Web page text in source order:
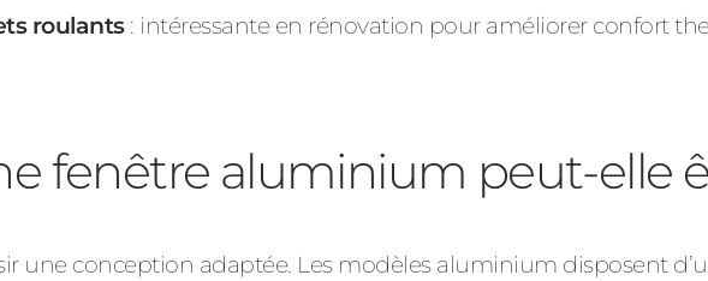
roulants: intéressante en rénovation pour améliorer confort
fenêtre aluminium peut-elle
une conception adaptée. Les modèles aluminium disposent